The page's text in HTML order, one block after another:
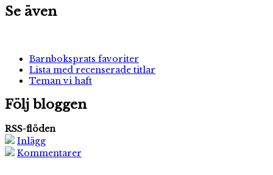
Se även
Barnboksprats favoriter
Lista med recenserade titlar
Teman vi haft
Följ bloggen
RSS-flöden
Inlägg
Kommentarer